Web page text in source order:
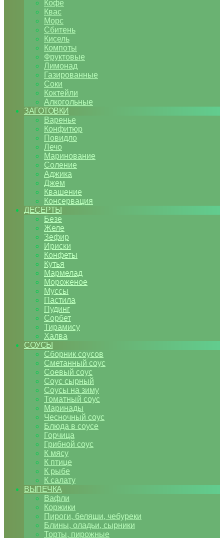
Кофе
Квас
Морс
Сбитень
Кисель
Компоты
Фруктовые
Лимонад
Газированные
Соки
Коктейли
Алкогольные
ЗАГОТОВКИ
Варенье
Конфитюр
Повидло
Лечо
Маринование
Соление
Аджика
Джем
Квашение
Консервация
ДЕСЕРТЫ
Безе
Желе
Зефир
Ириски
Конфеты
Кутья
Мармелад
Мороженое
Муссы
Пастила
Пудинг
Сорбет
Тирамису
Халва
СОУСЫ
Сборник соусов
Сметанный соус
Соевый соус
Соус сырный
Соусы на зиму
Томатный соус
Маринады
Чесночный соус
Блюда в соусе
Горчица
Грибной соус
К мясу
К птице
К рыбе
К салату
ВЫПЕЧКА
Вафли
Коржики
Пироги, беляши, чебуреки
Блины, оладьи, сырники
Торты, пирожные